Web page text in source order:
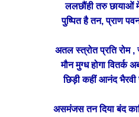
ललछौंही तरु छायाओं
पुष्पित है तन, प्राण
अतल स्त्रोत प्रति रोम
मौन मुग्ध होगा
छिड़ी कहीं आनंद भैरवी
असमंजस तन दिया बंद